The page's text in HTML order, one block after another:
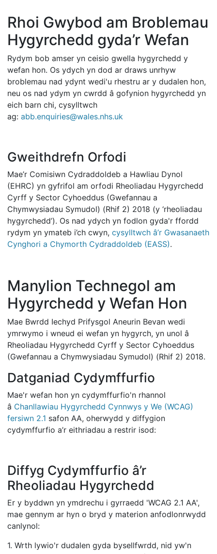
Rhoi Gwybod am Broblemau
Hygyrchedd gyda’r Wefan
Rydym bob amser yn ceisio gwella hygyrchedd y
wefan hon. Os ydych yn dod ar draws unrhyw
broblemau nad ydynt wedi'u rhestru ar y dudalen hon,
neu os nad ydym yn cwrdd â gofynion hygyrchedd yn
eich barn chi, cysylltwch
ag: abb.enquiries@wales.nhs.uk
Gweithdrefn Orfodi
Mae’r Comisiwn Cydraddoldeb a Hawliau Dynol
(EHRC) yn gyfrifol am orfodi Rheoliadau Hygyrchedd
Cyrff y Sector Cyhoeddus (Gwefannau a
Chymwysiadau Symudol) (Rhif 2) 2018 (y ‘rheoliadau
hygyrchedd’). Os nad ydych yn fodlon gyda'r ffordd
rydym yn ymateb i’ch cwyn, cysylltwch â’r Gwasanaeth
Cynghori a Chymorth Cydraddoldeb (EASS).
Manylion Technegol am
Hygyrchedd y Wefan Hon
Mae Bwrdd Iechyd Prifysgol Aneurin Bevan wedi
ymrwymo i wneud ei wefan yn hygyrch, yn unol â
Rheoliadau Hygyrchedd Cyrff y Sector Cyhoeddus
(Gwefannau a Chymwysiadau Symudol) (Rhif 2) 2018.
Datganiad Cydymffurfio
Mae'r wefan hon yn cydymffurfio'n rhannol
â Chanllawiau Hygyrchedd Cynnwys y We (WCAG)
fersiwn 2.1 safon AA, oherwydd y diffygion
cydymffurfio a’r eithriadau a restrir isod:
Diffyg Cydymffurfio â’r
Rheoliadau Hygyrchedd
Er y byddwn yn ymdrechu i gyrraedd 'WCAG 2.1 AA',
mae gennym ar hyn o bryd y materion anfodlonrwydd
canlynol:
1. Wrth lywio'r dudalen gyda bysellfwrdd, nid yw'n